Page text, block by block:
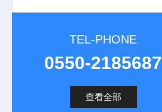
TEL-PHONE
0550-2185687
查看全部